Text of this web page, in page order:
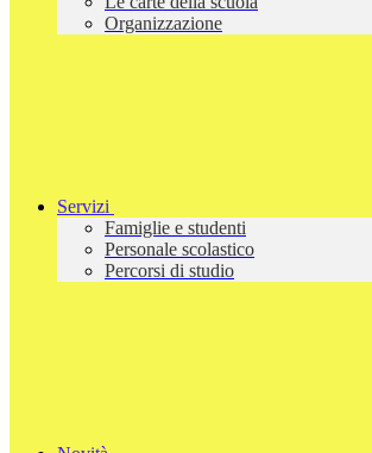
Organizzazione
Servizi
Famiglie e studenti
Personale scolastico
Percorsi di studio